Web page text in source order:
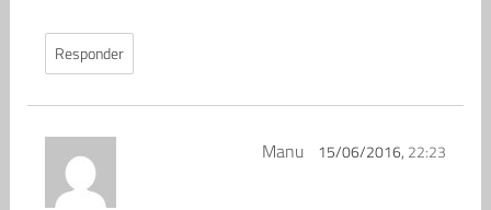
Responder
Manu 15/06/2016, 22:23